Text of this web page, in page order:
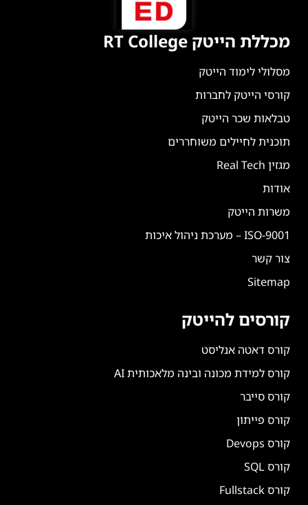
מכללת הייטק RT College
מסלולי לימוד הייטק
קורסי הייטק לחברות
טבלאות שכר הייטק
תוכנית לחיילים משוחררים
מגזין Real Tech
אודות
משרות הייטק
ISO-9001 – מערכת ניהול איכות
צור קשר
Sitemap
קורסים להייטק
קורס דאטה אנליסט
קורס למידת מכונה ובינה מלאכותית AI
קורס סייבר
קורס פייתון
קורס Devops
קורס SQL
קורס Fullstack